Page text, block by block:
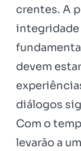
crentes. A
integridade
devem
diálogos
Com o
levarão a